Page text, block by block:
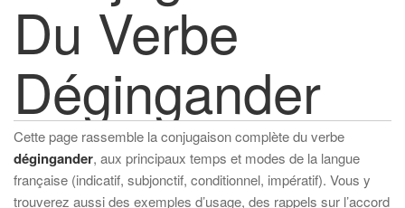
Du Verbe
Dégingander
Cette page rassemble la conjugaison complète du verbe
dégingander, aux principaux temps et modes de la langue
française (indicatif, subjonctif, conditionnel, impératif). Vous y
trouverez aussi des exemples d’usage, des rappels sur l’accord